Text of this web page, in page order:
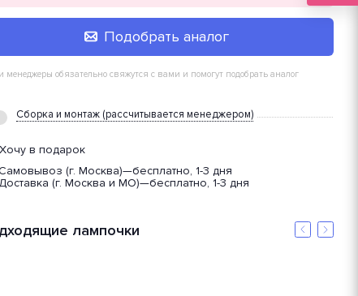
Подобрать аналог
менеджеры обязательно свяжутся с вами и помогут подобрать аналог
Сборка и монтаж (рассчитывается менеджером)
Хочу в подарок
(г. Москва)—бесплатно, 1-3 дня
(г. Москва и МО)—бесплатно, 1-3 дня
лампочки